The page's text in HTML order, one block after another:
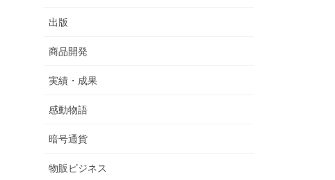
出版
商品開発
実績・成果
感動物語
暗号通貨
物販ビジネス